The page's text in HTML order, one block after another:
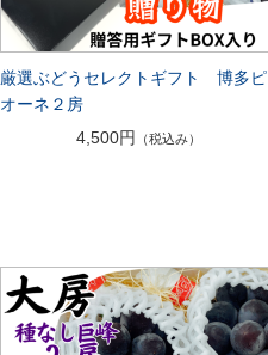
厳選ぶどうセレクトギフト 博多ピ
オーネ２房
4,500円
（税込み）